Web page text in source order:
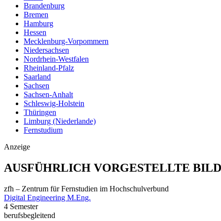
Brandenburg
Bremen
Hamburg
Hessen
Mecklenburg-Vorpommern
Niedersachsen
Nordrhein-Westfalen
Rheinland-Pfalz
Saarland
Sachsen
Sachsen-Anhalt
Schleswig-Holstein
Thüringen
Limburg (Niederlande)
Fernstudium
Anzeige
AUSFÜHRLICH VORGESTELLTE
zfh – Zentrum für Fernstudien im Hochschulverbund
Digital Engineering M.Eng.
4 Semester
berufsbegleitend